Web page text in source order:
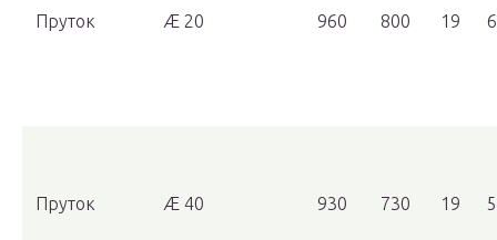
Пруток Æ 20 960 800 19
Пруток Æ 40 930 730 19